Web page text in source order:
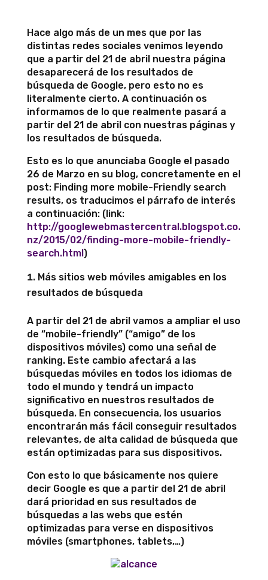
Hace algo más de un mes que por las
distintas redes sociales venimos leyendo
que a partir del 21 de abril nuestra página
desaparecerá de los resultados de
búsqueda de Google, pero esto no es
literalmente cierto. A continuación os
informamos de lo que realmente pasará a
partir del 21 de abril con nuestras páginas y
los resultados de búsqueda.
Esto es lo que anunciaba Google el pasado
26 de Marzo en su blog, concretamente en el
post: Finding more mobile-Friendly search
results, os traducimos el párrafo de interés
a continuación: (link:
http://googlewebmastercentral.blogspot.co.
nz/2015/02/finding-more-mobile-friendly-
search.html)
Más sitios web móviles amigables en los
resultados de búsqueda
A partir del 21 de abril vamos a ampliar el uso
de “mobile-friendly” (“amigo” de los
dispositivos móviles) como una señal de
ranking. Este cambio afectará a las
búsquedas móviles en todos los idiomas de
todo el mundo y tendrá un impacto
significativo en nuestros resultados de
búsqueda. En consecuencia, los usuarios
encontrarán más fácil conseguir resultados
relevantes, de alta calidad de búsqueda que
están optimizadas para sus dispositivos.
Con esto lo que básicamente nos quiere
decir Google es que a partir del 21 de abril
dará prioridad en sus resultados de
búsquedas a las webs que estén
optimizadas para verse en dispositivos
móviles (smartphones, tablets,…)